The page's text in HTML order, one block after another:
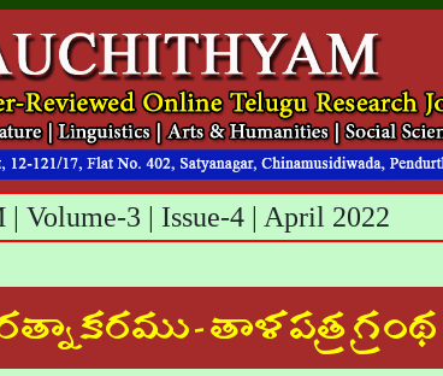
Volume-3 | Issue-4 | April 2022
- తాళపత్ర